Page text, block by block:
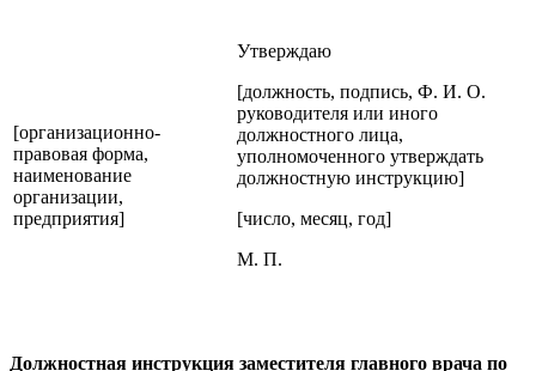
[организационно-
правовая форма,
наименование
организации,
предприятия]
Утверждаю
[должность, подпись, Ф. И. О.
руководителя или иного
должностного лица,
уполномоченного утверждать
должностную инструкцию]
[число, месяц, год]
М. П.
Должностная инструкция заместителя главного врача по